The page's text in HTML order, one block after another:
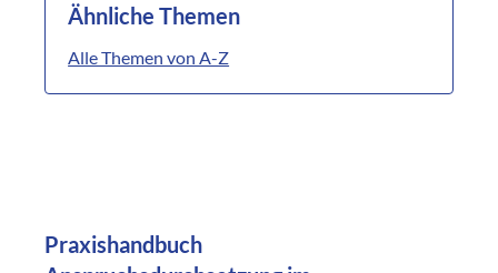
Ähnliche Themen
Alle Themen von A-Z
Praxishandbuch